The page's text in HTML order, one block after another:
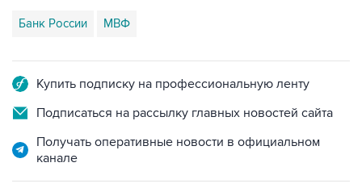
Банк России МВФ
Купить подписку на профессиональную ленту
Подписаться на рассылку главных новостей сайта
Получать оперативные новости в официальном
канале